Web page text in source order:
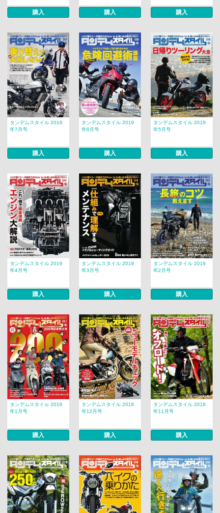
購入 購入 購入
タンデムスタイル 2019
年7月号
購入
タンデムスタイル 2019
年6月号
購入
タンデムスタイル 2019
年5月号
購入
タンデムスタイル 2019
年4月号
購入
タンデムスタイル 2019
年3月号
購入
タンデムスタイル 2019
年2月号
購入
タンデムスタイル 2019
年1月号
購入
タンデムスタイル 2018
年12月号
購入
タンデムスタイル 2018
年11月号
購入